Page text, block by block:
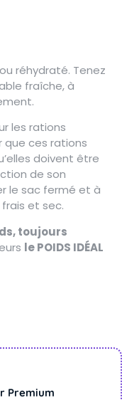
réhydraté. Tenez
fraîche, à
les rations
que ces rations
doivent être
de son
le sac fermé et à
frais et sec.
toujours
le POIDS IDÉAL
Premium